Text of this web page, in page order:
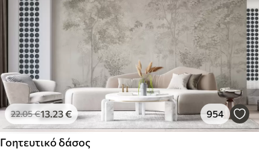
22.05€13.23€ 954
Γοητευτικό δάσος